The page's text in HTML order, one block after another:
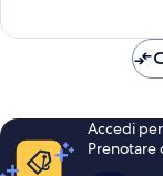
recensioni
Accedi
Prenotare